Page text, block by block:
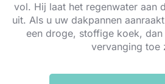
vol. Hij laat het regenwater aan
uit. Als u uw dakpannen
een droge, stoffige koek,
vervanging toe